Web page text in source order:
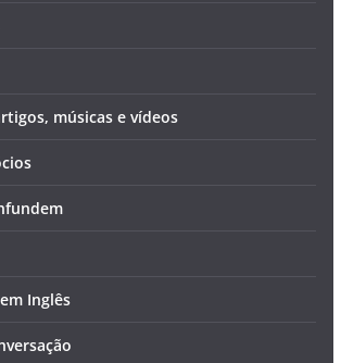
músicas e vídeos
Inglês